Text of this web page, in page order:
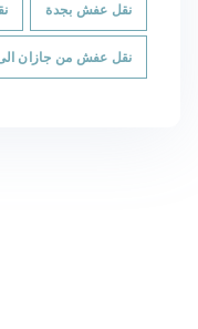
نقل عفش بجدة
نقل عفش من جازان